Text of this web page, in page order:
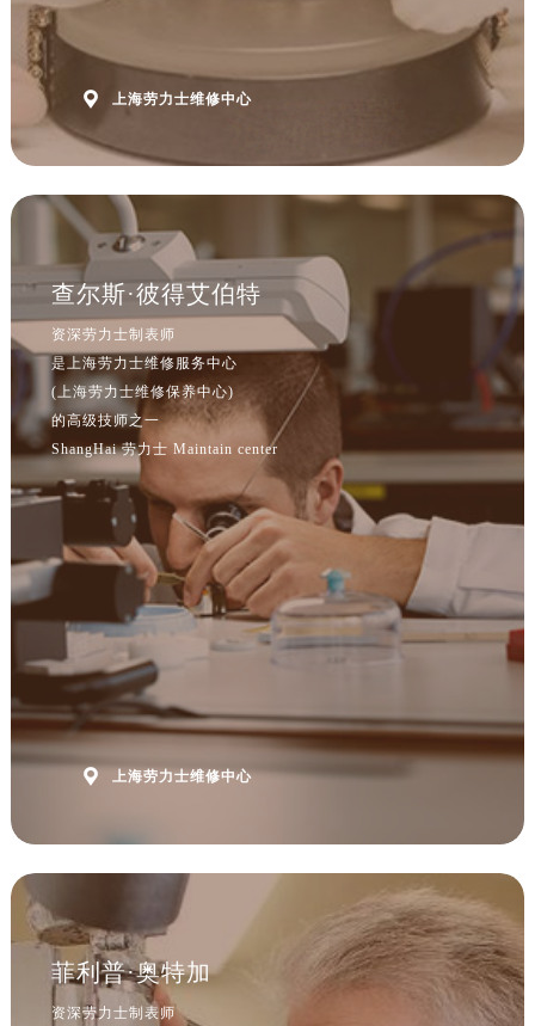
 上海劳力士维修中心
查尔斯·彼得艾伯特
资深劳力士制表师
是上海劳力士维修服务中心
(上海劳力士维修保养中心)
的高级技师之一
ShangHai 劳力士 Maintain center
 上海劳力士维修中心
菲利普·奥特加
资深劳力士制表师